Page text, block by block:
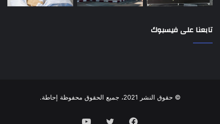
تابعنا على فيسبوك
© حقوق النشر 2021، جميع الحقوق محفوظة إحاطة.
فيسبوك تويتر يوتيوب